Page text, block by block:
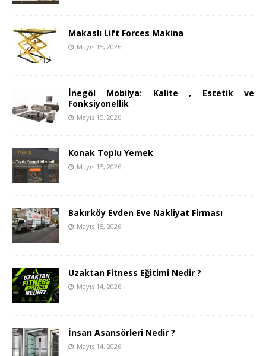
Makaslı Lift Forces Makina
Mayıs 15, 2026
İnegöl Mobilya: Kalite , Estetik ve
Fonksiyonellik
Mayıs 15, 2026
Konak Toplu Yemek
Mayıs 15, 2026
Bakırköy Evden Eve Nakliyat Firması
Mayıs 15, 2026
Uzaktan Fitness Eğitimi Nedir ?
Mayıs 14, 2026
İnsan Asansörleri Nedir ?
Mayıs 14, 2026